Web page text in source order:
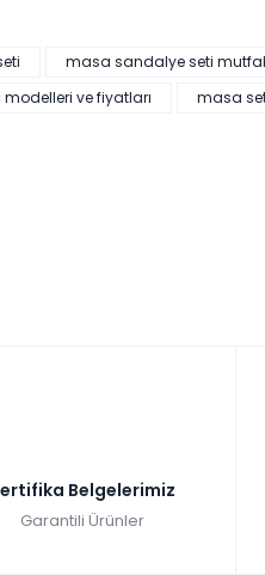
masa sandalye seti
modelleri ve fiyatları masa
Belgelerimiz
Garantili Ürünler